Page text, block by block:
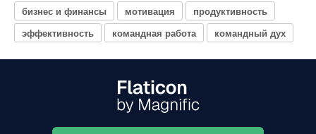
бизнес и финансы мотивация
продуктивность
эффективность
командная работа командный дух